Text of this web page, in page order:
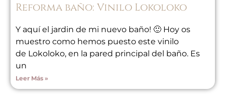
Reforma baño: Vinilo Lokoloko
Y aquí el jardin de mi nuevo baño! 🙂 Hoy os
muestro como hemos puesto este vinilo
de Lokoloko, en la pared principal del baño. Es
un
Leer Más »